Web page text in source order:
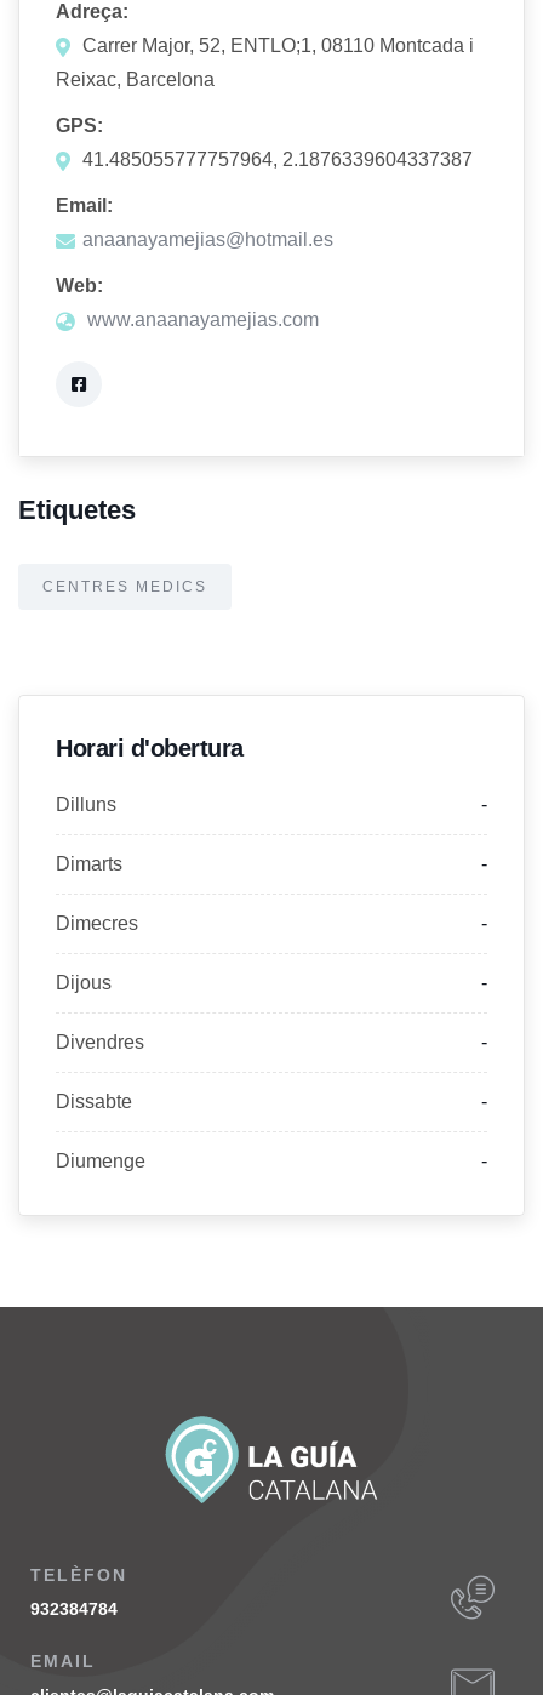
Adreça:
Carrer Major, 52, ENTLO;1, 08110 Montcada i
Reixac, Barcelona
GPS:
41.485055777757964, 2.1876339604337387
Email:
anaanayamejias@hotmail.es
Web:
www.anaanayamejias.com
Etiquetes
CENTRES MEDICS
Horari d'obertura
Dilluns -
Dimarts -
Dimecres -
Dijous -
Divendres -
Dissabte -
Diumenge -
TELÈFON
932384784
EMAIL